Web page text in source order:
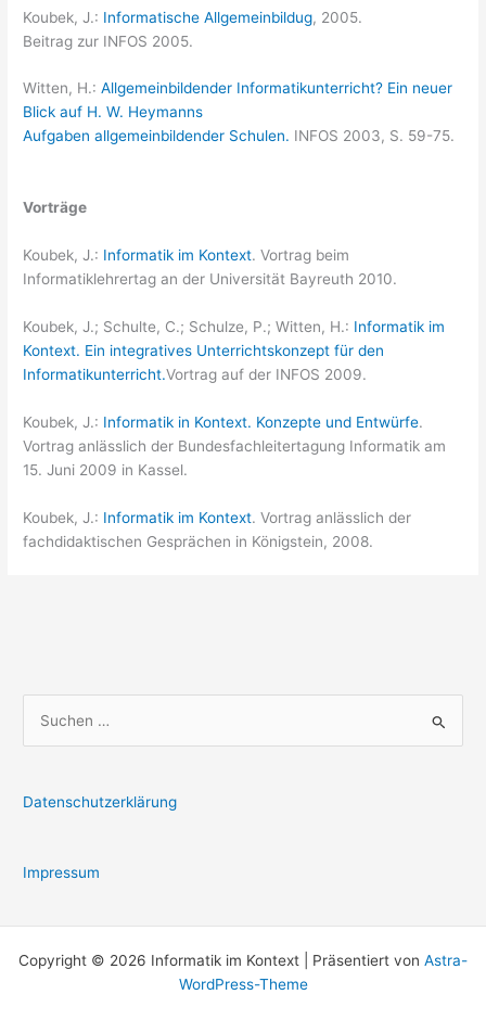
Koubek, J.: Informatische Allgemeinbildug, 2005.
Beitrag zur INFOS 2005.
Witten, H.:Allgemeinbildender Informatikunterricht? Ein neuer
Blick auf H. W. Heymanns
Aufgaben allgemeinbildender Schulen. INFOS 2003, S. 59-75.
Vorträge
Koubek, J.: Informatik im Kontext. Vortrag beim
Informatiklehrertag an der Universität Bayreuth 2010.
Koubek, J.; Schulte, C.; Schulze, P.; Witten, H.: Informatik im
Kontext. Ein integratives Unterrichtskonzept für den
Informatikunterricht.Vortrag auf der INFOS 2009.
Koubek, J.: Informatik in Kontext. Konzepte und Entwürfe.
Vortrag anlässlich der Bundesfachleitertagung Informatik am
15. Juni 2009 in Kassel.
Koubek, J.: Informatik im Kontext. Vortrag anlässlich der
fachdidaktischen Gesprächen in Königstein, 2008.
h
n
h
Datenschutzerklärung
Impressum
Copyright © 2026 Informatik im Kontext | Präsentiert von Astra-
WordPress-Theme